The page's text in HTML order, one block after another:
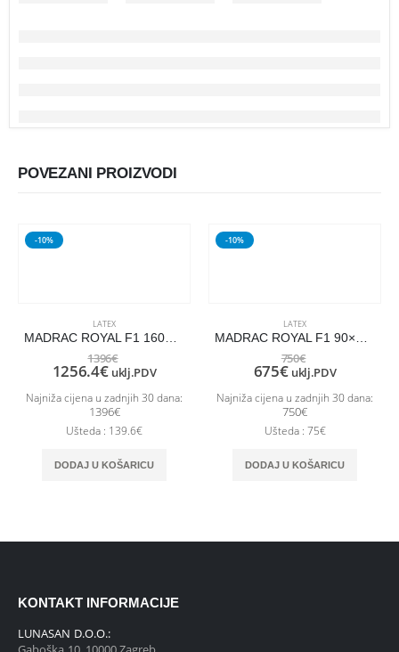
POVEZANI PROIZVODI
-10%
LATEX
MADRAC ROYAL F1 160×220
1396€
1256.4€ uklj.PDV
Najniža cijena u zadnjih 30 dana:
1396€
Ušteda : 139.6€
DODAJ U KOŠARICU
-10%
LATEX
MADRAC ROYAL F1 90×210
750€
675€ uklj.PDV
Najniža cijena u zadnjih 30 dana:
750€
Ušteda : 75€
DODAJ U KOŠARICU
KONTAKT INFORMACIJE
LUNASAN D.O.O.: